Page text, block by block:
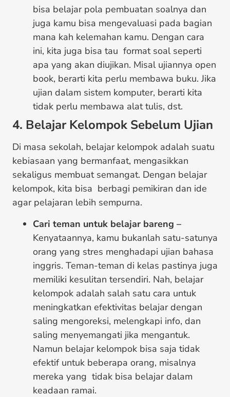
bisa belajar pola pembuatan soalnya dan
juga kamu bisa mengevaluasi pada bagian
mana kah kelemahan kamu. Dengan cara
ini, kita juga bisa tau format soal seperti
apa yang akan diujikan. Misal ujiannya open
book, berarti kita perlu membawa buku. Jika
ujian dalam sistem komputer, berarti kita
tidak perlu membawa alat tulis, dst.
4. Belajar Kelompok Sebelum Ujian
Di masa sekolah, belajar kelompok adalah suatu
kebiasaan yang bermanfaat, mengasikkan
sekaligus membuat semangat. Dengan belajar
kelompok, kita bisa berbagi pemikiran dan ide
agar pelajaran lebih sempurna.
Cari teman untuk belajar bareng –
Kenyataannya, kamu bukanlah satu-satunya
orang yang stres menghadapi ujian bahasa
inggris. Teman-teman di kelas pastinya juga
memiliki kesulitan tersendiri. Nah, belajar
kelompok adalah salah satu cara untuk
meningkatkan efektivitas belajar dengan
saling mengoreksi, melengkapi info, dan
saling menyemangati jika mengantuk.
Namun belajar kelompok bisa saja tidak
efektif untuk beberapa orang, misalnya
mereka yang tidak bisa belajar dalam
keadaan ramai.